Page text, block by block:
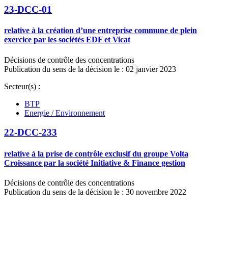
23-DCC-01
relative à la création d’une entreprise commune de plein
exercice par les sociétés EDF et Vicat
Décisions de contrôle des concentrations
Publication du sens de la décision le : 02 janvier 2023
Secteur(s) :
BTP
Energie / Environnement
22-DCC-233
relative à la prise de contrôle exclusif du groupe Volta
Croissance par la société Initiative & Finance gestion
Décisions de contrôle des concentrations
Publication du sens de la décision le : 30 novembre 2022